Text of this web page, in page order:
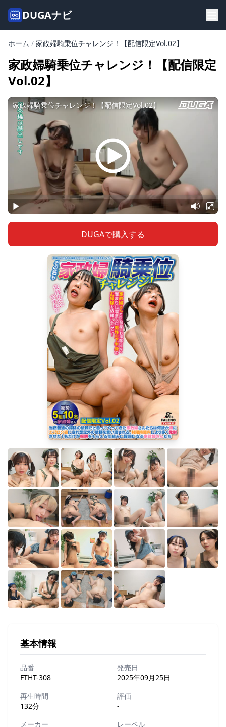
DUGAナビ
ホーム / 家政婦騎乗位チャレンジ！【配信限定Vol.02】
家政婦騎乗位チャレンジ！【配信限定
Vol.02】
DUGAで購入する
基本情報
品番
FTHT-308
発売日
2025年09月25日
再生時間
132分
評価
-
メーカー
レーベル